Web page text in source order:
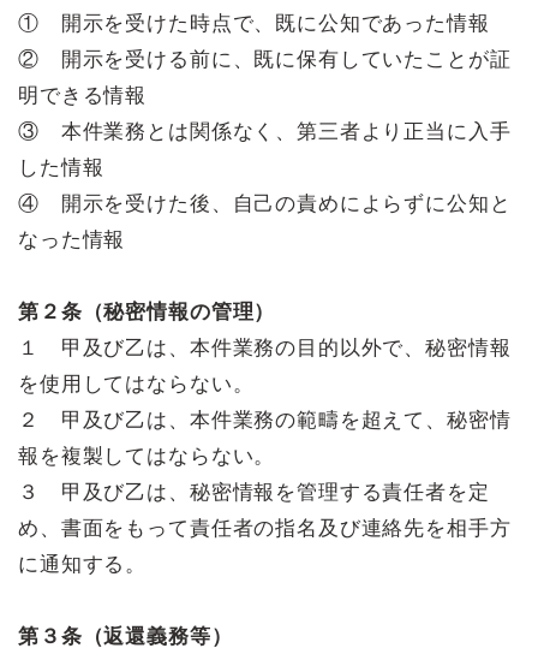
① 開示を受けた時点で、既に公知であった情報
② 開示を受ける前に、既に保有していたことが証
明できる情報
③ 本件業務とは関係なく、第三者より正当に入手
した情報
④ 開示を受けた後、自己の責めによらずに公知と
なった情報
第２条（秘密情報の管理）
１ 甲及び乙は、本件業務の目的以外で、秘密情報
を使用してはならない。
２ 甲及び乙は、本件業務の範疇を超えて、秘密情
報を複製してはならない。
３ 甲及び乙は、秘密情報を管理する責任者を定
め、書面をもって責任者の指名及び連絡先を相手方
に通知する。
第３条（返還義務等）